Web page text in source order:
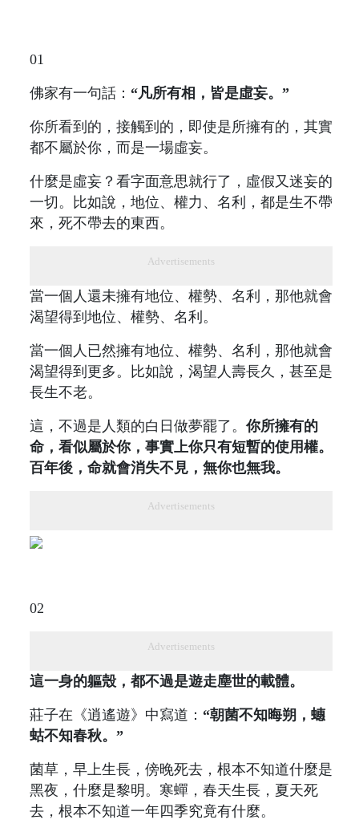
01
佛家有一句話： “凡所有相，皆是虛妄。”
你所看到的，接觸到的，即使是所擁有的，其實
都不屬於你，而是一場虛妄。
什麼是虛妄？看字面意思就行了，虛假又迷妄的
一切。比如說，地位、權力、名利，都是生不帶
來，死不帶去的東西。
Advertisements
當一個人還未擁有地位、權勢、名利，那他就會
渴望得到地位、權勢、名利。
當一個人已然擁有地位、權勢、名利，那他就會
渴望得到更多。比如說，渴望人壽長久，甚至是
長生不老。
這，不過是人類的白日做夢罷了。 你所擁有的
命，看似屬於你，事實上你只有短暫的使用權。
百年後，命就會消失不見，無你也無我。
Advertisements
02
Advertisements
這一身的軀殼，都不過是遊走塵世的載體。
莊子在《逍遙遊》中寫道： “朝菌不知晦朔，蟪
蛄不知春秋。”
菌草，早上生長，傍晚死去，根本不知道什麼是
黑夜，什麼是黎明。寒蟬，春天生長，夏天死
去，根本不知道一年四季究竟有什麼。